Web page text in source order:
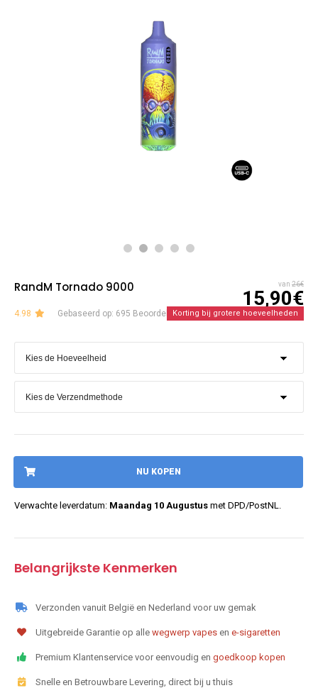
RandM Tornado 9000 van 26€
15,90€
4.98 Gebaseerd op: 695 BeoordelingenKorting bij grotere hoeveelheden
NU KOPEN
Verwachte leverdatum: Maandag 10 Augustus met DPD/PostNL.
Belangrijkste Kenmerken
Verzonden vanuit België en Nederland voor uw gemak
Uitgebreide Garantie op alle wegwerp vapes en e-sigaretten
Premium Klantenservice voor eenvoudig en goedkoop kopen
Snelle en Betrouwbare Levering, direct bij u thuis